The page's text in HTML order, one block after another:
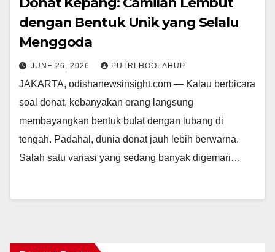
dengan Bentuk Unik yang Selalu
Menggoda
JUNE 26, 2026 PUTRI HOOLAHUP
JAKARTA, odishanewsinsight.com — Kalau berbicara
soal donat, kebanyakan orang langsung
membayangkan bentuk bulat dengan lubang di
tengah. Padahal, dunia donat jauh lebih berwarna.
Salah satu variasi yang sedang banyak digemari…